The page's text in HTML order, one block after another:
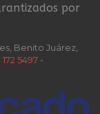
por
Benito Juárez,
5497-